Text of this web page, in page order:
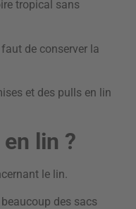
tropical sans
de conserver la
et des pulls en lin
lin ?
le lin.
des sacs